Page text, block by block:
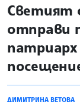
site.bta
Светият
отправи
ДИМИТРИНА ВЕТОВА